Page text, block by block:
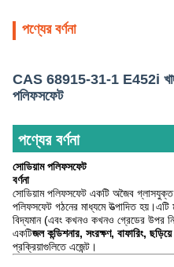
পণ্যের বর্ণনা
CAS 68915-31-1 E452i খাদ্য
পলিফসফেট
পণ্যের বর্ণনা
সোডিয়াম পলিফসফেট
বর্ণনা
সোডিয়াম পলিফসফেট একটি অজৈব
পলিফসফেট গঠনের মাধ্যমে উত্পাদিত
বিদ্যমান (এবং কখনও কখনও গ্রেডের উপর
একটিজল কন্ডিশনার, সংরক্ষণ, বাফারিং,
প্রক্রিয়াগুলিতে এজেন্ট।